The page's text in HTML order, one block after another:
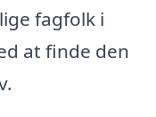
fagfolk i
at finde den